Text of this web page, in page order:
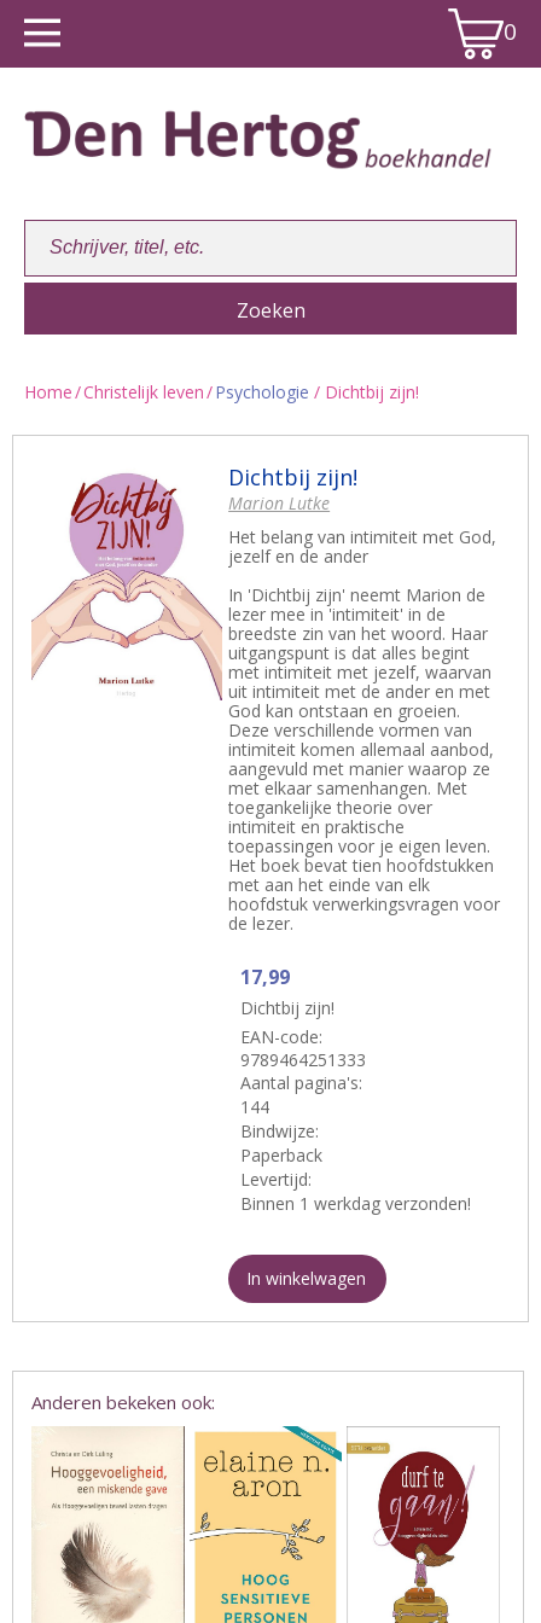
0
Home/Christelijk leven/Psychologie / Dichtbij zijn!
Dichtbij zijn!
Marion Lutke
Het belang van intimiteit met God,
jezelf en de ander
In 'Dichtbij zijn' neemt Marion de
lezer mee in 'intimiteit' in de
breedste zin van het woord. Haar
uitgangspunt is dat alles begint
met intimiteit met jezelf, waarvan
uit intimiteit met de ander en met
God kan ontstaan en groeien.
Deze verschillende vormen van
intimiteit komen allemaal aanbod,
aangevuld met manier waarop ze
met elkaar samenhangen. Met
toegankelijke theorie over
intimiteit en praktische
toepassingen voor je eigen leven.
Het boek bevat tien hoofdstukken
met aan het einde van elk
hoofdstuk verwerkingsvragen voor
de lezer.
17,99
Dichtbij zijn!
EAN-code:
9789464251333
Aantal pagina's:
144
Bindwijze:
Paperback
Levertijd:
Binnen 1 werkdag verzonden!
In winkelwagen
Anderen bekeken ook: